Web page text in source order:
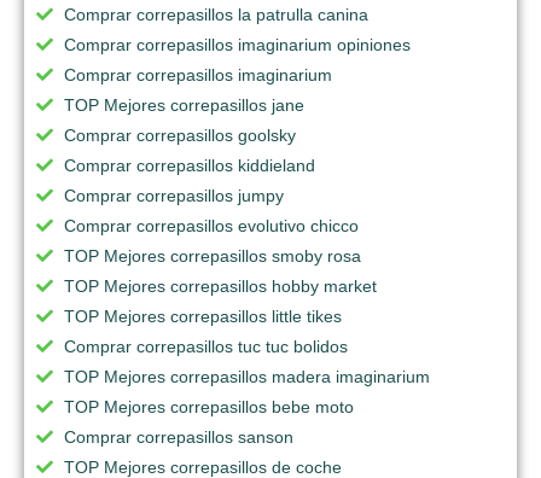
Comprar correpasillos la patrulla canina
Comprar correpasillos imaginarium opiniones
Comprar correpasillos imaginarium
TOP Mejores correpasillos jane
Comprar correpasillos goolsky
Comprar correpasillos kiddieland
Comprar correpasillos jumpy
Comprar correpasillos evolutivo chicco
TOP Mejores correpasillos smoby rosa
TOP Mejores correpasillos hobby market
TOP Mejores correpasillos little tikes
Comprar correpasillos tuc tuc bolidos
TOP Mejores correpasillos madera imaginarium
TOP Mejores correpasillos bebe moto
Comprar correpasillos sanson
TOP Mejores correpasillos de coche